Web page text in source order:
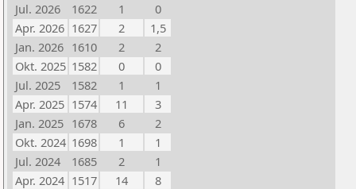
Jul. 2026
1622 1
0
Apr. 2026 1627 2
1,5
Jan. 2026 1610 2
2
Okt. 2025 1582 0
0
Jul. 2025
1582 1
1
Apr. 2025 1574 11
3
Jan. 2025 1678 6
2
Okt. 2024 1698 1
1
Jul. 2024
1685 2
1
Apr. 2024 1517 14
8